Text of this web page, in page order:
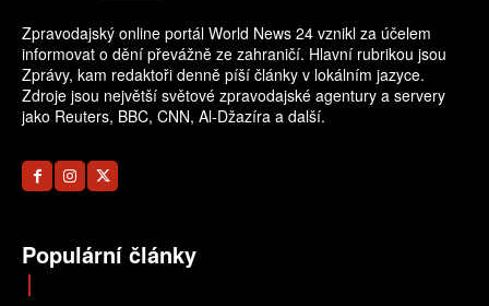
Zpravodajský online portál World News 24 vznikl za účelem
informovat o dění převážně ze zahraničí. Hlavní rubrikou jsou
Zprávy, kam redaktoři denně píší články v lokálním jazyce.
Zdroje jsou největší světové zpravodajské agentury a servery
jako Reuters, BBC, CNN, Al-Džazíra a další.
Populární články